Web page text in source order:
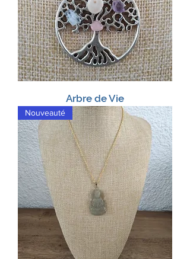
Arbre de Vie
Nouveauté